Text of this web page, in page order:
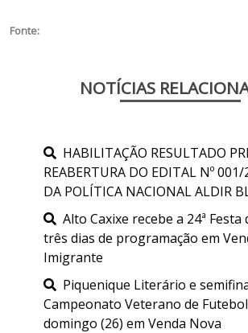
Fonte:
NOTÍCIAS
HABILITAÇÃO RESULTADO
REABERTURA DO EDITAL Nº
DA POLÍTICA NACIONAL ALDIR
Alto Caxixe recebe a 24ª Festa
três dias de programação em
Imigrante
Piquenique Literário e
Campeonato Veterano de
domingo (26) em Venda Nova